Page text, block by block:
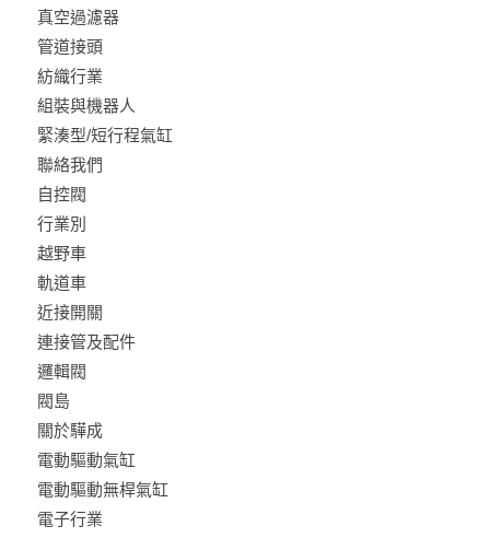
真空過濾器
管道接頭
紡織行業
組裝與機器人
緊湊型/短行程氣缸
聯絡我們
自控閥
行業別
越野車
軌道車
近接開關
連接管及配件
邏輯閥
閥島
關於驊成
電動驅動氣缸
電動驅動無桿氣缸
電子行業